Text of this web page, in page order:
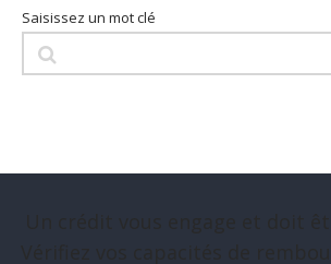
Saisissez un mot clé